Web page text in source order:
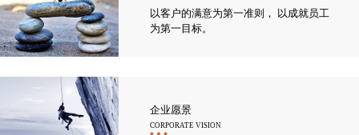
以客户的满意为第一准则， 以成就员工
为第一目标。
企业愿景
CORPORATE VISION